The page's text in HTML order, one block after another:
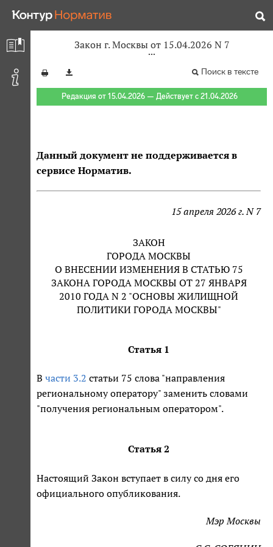
Закон г. Москвы от 15.04.2026 N 7
Поиск в тексте
Редакция от 15.04.2026 — Действует с 21.04.2026
Данный документ не поддерживается в
сервисе Норматив.
15 апреля 2026 г. N 7
ЗАКОН
ГОРОДА МОСКВЫ
О ВНЕСЕНИИ ИЗМЕНЕНИЯ В СТАТЬЮ 75
ЗАКОНА ГОРОДА МОСКВЫ ОТ 27 ЯНВАРЯ
2010 ГОДА N 2 "ОСНОВЫ ЖИЛИЩНОЙ
ПОЛИТИКИ ГОРОДА МОСКВЫ"
Статья 1
В части 3.2 статьи 75 слова "направления
региональному оператору" заменить словами
"получения региональным оператором".
Статья 2
Настоящий Закон вступает в силу со дня его
официального опубликования.
Мэр Москвы